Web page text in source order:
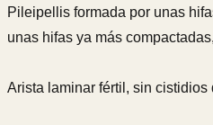
Pileipellis formada por unas
unas hifas ya más
Arista laminar fértil, sin cistidios